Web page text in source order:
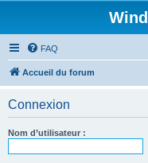
FAQ
Accueil du forum
Connexion
Nom d’utilisateur :